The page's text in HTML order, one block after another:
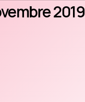
2019